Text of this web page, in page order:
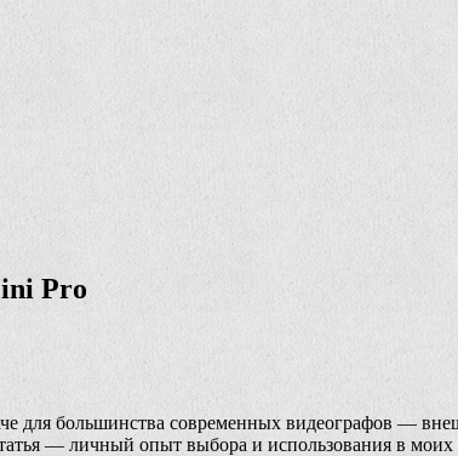
Pro
для большинства современных видеографов —
— личный опыт выбора и использования в моих